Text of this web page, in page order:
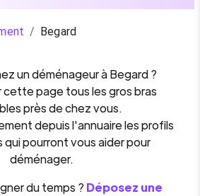
/ Begard
undéménageuràBegard?
cette page tous les gros bras
près de chez vous.
depuis l'annuaire les profils
qui pourront vous aider pour
déménager.
du temps ? Déposez une